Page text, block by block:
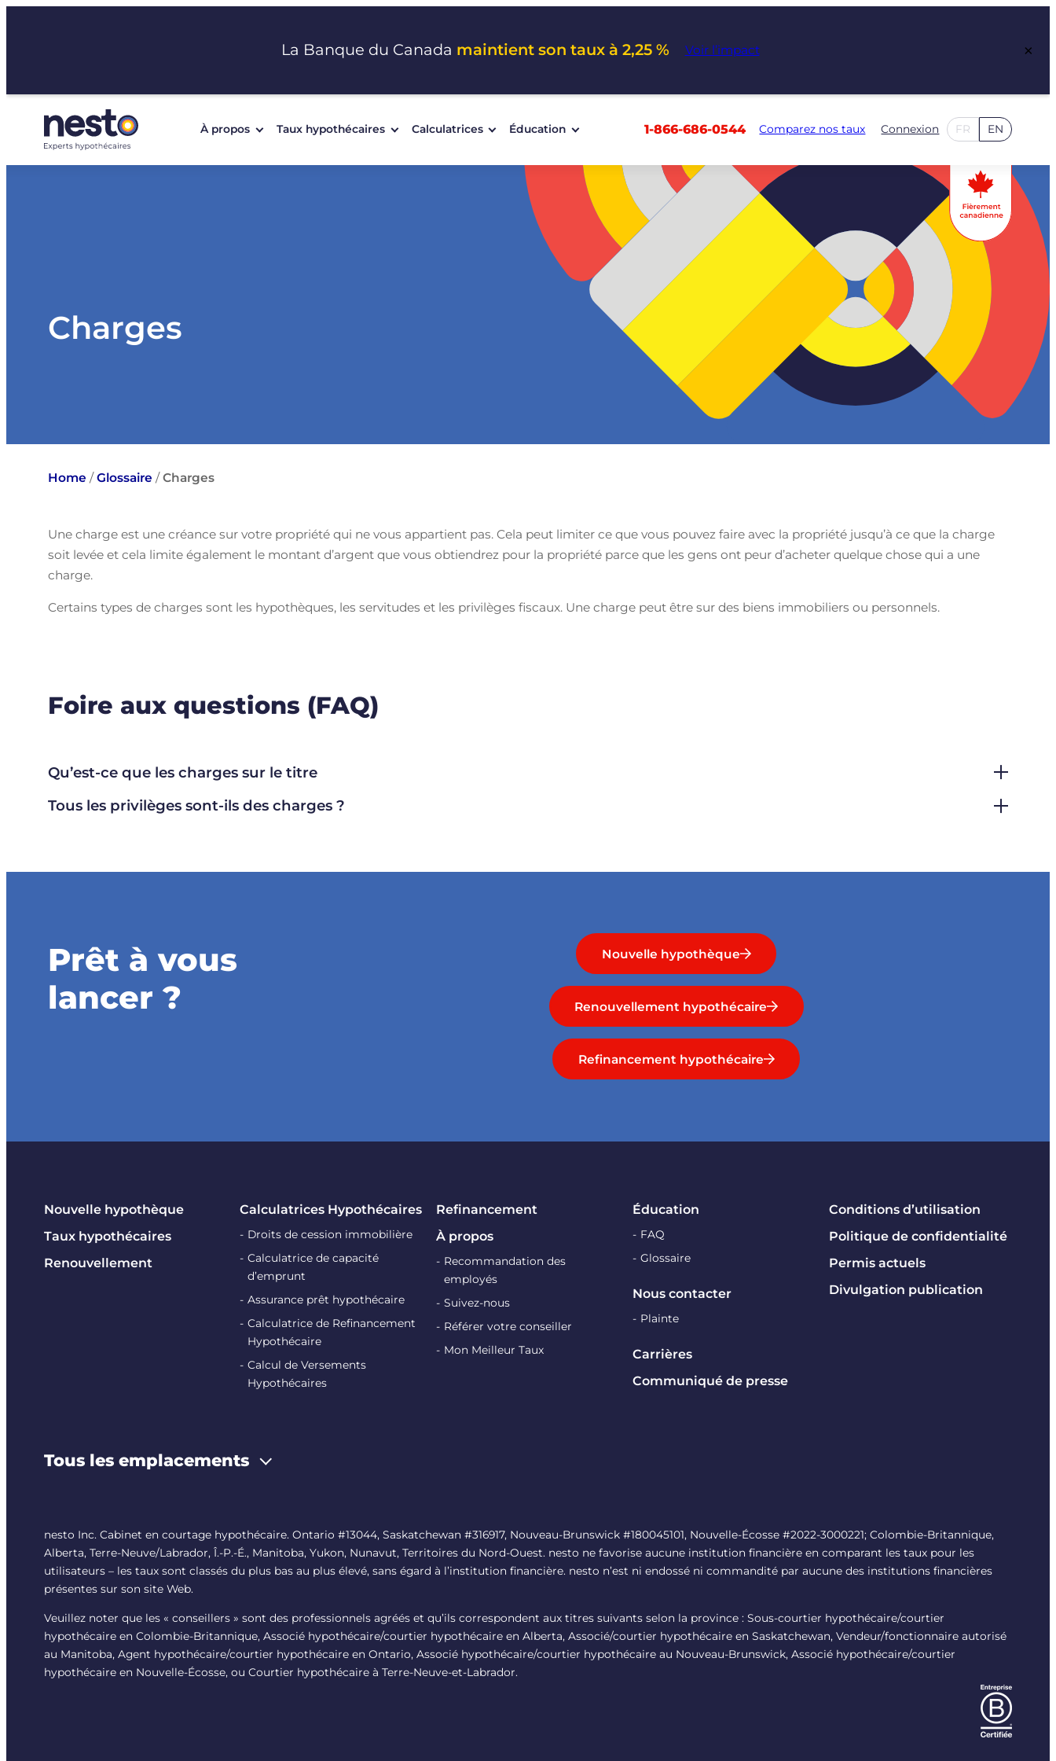
La Banque du Canada maintient son taux à 2,25 % Voir l’impact ×
À propos Taux hypothécaires Calculatrices Éducation 1-866-686-0544 Comparez nos taux Connexion FR EN
Charges
Home /Glossaire /Charges
Une charge est une créance sur votre propriété qui ne vous appartient pas. Cela peut limiter ce que vous pouvez faire avec la propriété jusqu’à ce que la charge
soit levée et cela limite également le montant d’argent que vous obtiendrez pour la propriété parce que les gens ont peur d’acheter quelque chose qui a une
charge.
Certains types de charges sont les hypothèques, les servitudes et les privilèges fiscaux. Une charge peut être sur des biens immobiliers ou personnels.
Foire aux questions (FAQ)
Qu’est-ce que les charges sur le titre
Tous les privilèges sont-ils des charges ?
Prêt à vous
lancer ?
Nouvelle hypothèque
Renouvellement hypothécaire
Refinancement hypothécaire
Nouvelle hypothèque
Taux hypothécaires
Renouvellement
Calculatrices Hypothécaires
Droits de cession immobilière
Calculatrice de capacité
d’emprunt
Assurance prêt hypothécaire
Calculatrice de Refinancement
Hypothécaire
Calcul de Versements
Hypothécaires
Refinancement
À propos
Recommandation des
employés
Suivez-nous
Référer votre conseiller
Mon Meilleur Taux
Éducation
FAQ
Glossaire
Nous contacter
Plainte
Carrières
Communiqué de presse
Conditions d’utilisation
Politique de confidentialité
Permis actuels
Divulgation publication
Tous les emplacements
nesto Inc. Cabinet en courtage hypothécaire. Ontario #13044, Saskatchewan #316917, Nouveau-Brunswick #180045101, Nouvelle-Écosse #2022-3000221; Colombie-Britannique,
Alberta, Terre-Neuve/Labrador, Î.-P.-É., Manitoba, Yukon, Nunavut, Territoires du Nord-Ouest. nesto ne favorise aucune institution financière en comparant les taux pour les
utilisateurs – les taux sont classés du plus bas au plus élevé, sans égard à l’institution financière. nesto n’est ni endossé ni commandité par aucune des institutions financières
présentes sur son site Web.
Veuillez noter que les « conseillers » sont des professionnels agréés et qu’ils correspondent aux titres suivants selon la province : Sous-courtier hypothécaire/courtier
hypothécaire en Colombie-Britannique, Associé hypothécaire/courtier hypothécaire en Alberta, Associé/courtier hypothécaire en Saskatchewan, Vendeur/fonctionnaire autorisé
au Manitoba, Agent hypothécaire/courtier hypothécaire en Ontario, Associé hypothécaire/courtier hypothécaire au Nouveau-Brunswick, Associé hypothécaire/courtier
hypothécaire en Nouvelle-Écosse, ou Courtier hypothécaire à Terre-Neuve-et-Labrador.